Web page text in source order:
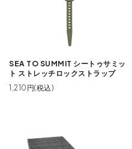
SEA TO SUMMIT シートゥサミッ
ト ストレッチロックストラップ
1,210円(税込)